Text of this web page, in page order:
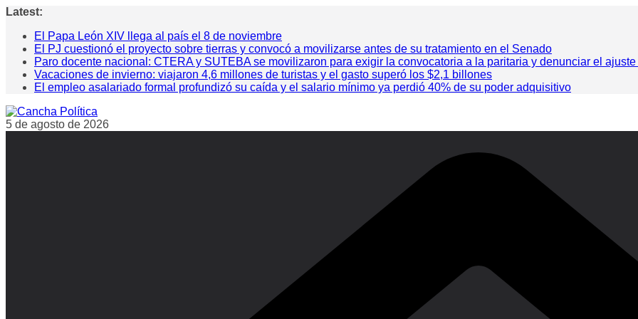
Saltar
contenido
Latest:
El Papa León XIV llega al país el 8 de noviembre
El PJ cuestionó el proyecto sobre tierras y convocó a movilizarse antes de su tratamiento en el Senado
Paro docente nacional: CTERA y SUTEBA se movilizaron para exigir la convocatoria a la paritaria y denunciar el
Vacaciones de invierno: viajaron 4,6 millones de turistas y el gasto superó los $2,1 billones
El empleo asalariado formal profundizó su caída y el salario mínimo ya perdió 40% de su poder adquisitivo
5 de agosto de 2026